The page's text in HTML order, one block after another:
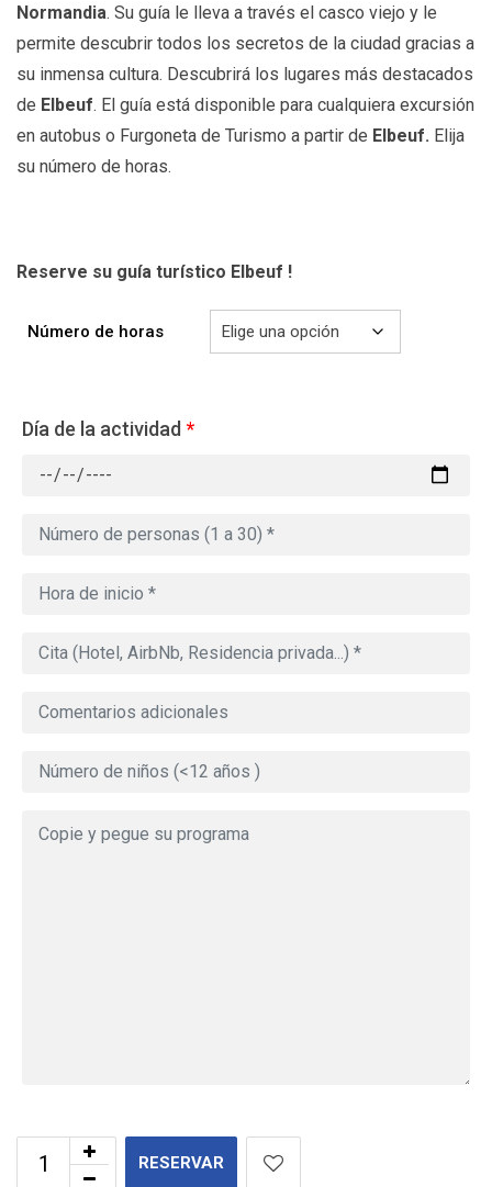
Normandia. Su guía le lleva a través el casco viejo y le
permite descubrir todos los secretos de la ciudad gracias a
su inmensa cultura. Descubrirá los lugares más destacados
de Elbeuf. El guía está disponible para cualquiera excursión
en autobus o Furgoneta de Turismo a partir de Elbeuf. Elija
su número de horas.
Reserve su guía turístico Elbeuf !
Número de horas
Día de la actividad*
RESERVAR